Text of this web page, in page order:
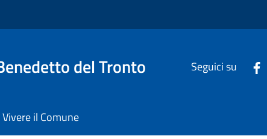
del Tronto Seguici su
Vivere il Comune